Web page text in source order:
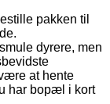
pakken til
dyrere, men
at hente
har bopæl i kort